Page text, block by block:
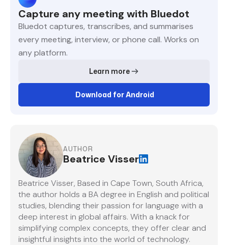
Capture any meeting with Bluedot
Bluedot captures, transcribes, and summarises
every meeting, interview, or phone call. Works on
any platform.
Learn more
Download for Android
AUTHOR
Beatrice Visser
Beatrice Visser, Based in Cape Town, South Africa,
the author holds a BA degree in English and political
studies, blending their passion for language with a
deep interest in global affairs. With a knack for
simplifying complex concepts, they offer clear and
insightful insights into the world of technology.